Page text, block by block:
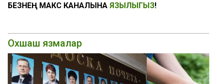
БЕЗНЕҢ МАКС КАНАЛЫНА ЯЗЫЛЫГЫЗ!
Охшаш язмалар